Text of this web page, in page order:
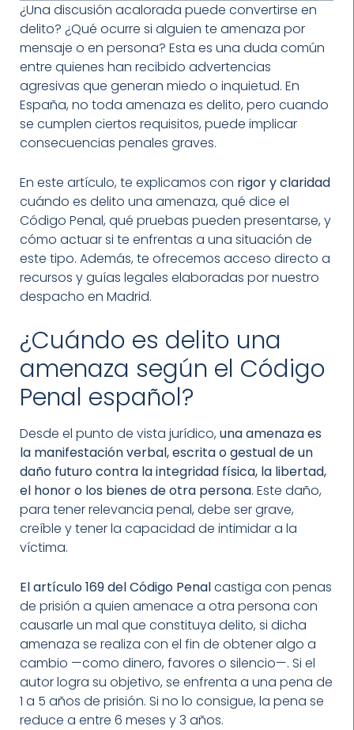
¿Una discusión acalorada puede convertirse en
delito? ¿Qué ocurre si alguien te amenaza por
mensaje o en persona? Esta es una duda común
entre quienes han recibido advertencias
agresivas que generan miedo o inquietud. En
España, no toda amenaza es delito, pero cuando
se cumplen ciertos requisitos, puede implicar
consecuencias penales graves.
En este artículo, te explicamos con rigor y claridad
cuándo es delito una amenaza, qué dice el
Código Penal, qué pruebas pueden presentarse, y
cómo actuar si te enfrentas a una situación de
este tipo. Además, te ofrecemos acceso directo a
recursos y guías legales elaboradas por nuestro
despacho en Madrid.
¿Cuándo es delito una
amenaza según el Código
Penal español?
Desde el punto de vista jurídico,una amenaza es
la manifestación verbal, escrita o gestual de un
daño futuro contra la integridad física, la libertad,
el honor o los bienes de otra persona. Este daño,
para tener relevancia penal, debe ser grave,
creíble y tener la capacidad de intimidar a la
víctima.
El artículo 169 del Código Penalcastiga con penas
de prisión a quien amenace a otra persona con
causarle un mal que constituya delito, si dicha
amenaza se realiza con el fin de obtener algo a
cambio —como dinero, favores o silencio—. Si el
autor logra su objetivo, se enfrenta a una pena de
1 a 5 años de prisión. Si no lo consigue, la pena se
reduce a entre 6 meses y 3 años.